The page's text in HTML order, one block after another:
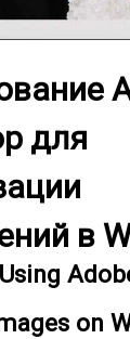
для
в
on